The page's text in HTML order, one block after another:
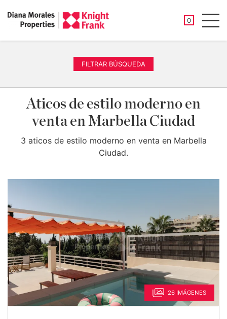
0
FILTRAR BÚSQUEDA
Aticos de estilo moderno en
venta en Marbella Ciudad
3 aticos de estilo moderno en venta en Marbella
Ciudad.
26 IMÁGENES